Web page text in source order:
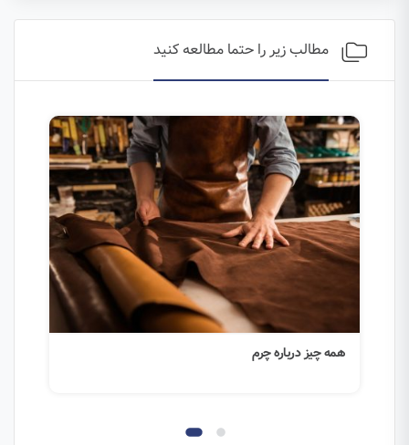
مطالب زیر را حتما مطالعه کنید
همه چیز درباره چرم